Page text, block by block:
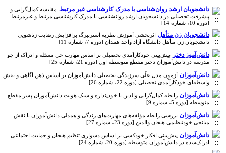
دانشجویان ارشد روان‌شناسی با مدرک کارشناسی غیر مرتبط مقایسه کمال‌گرایی و
پیشرفت تحصیلی در دانشجویان ارشد روانشناسی با مدرک کارشناسی مرتبط و غیرمرتبط
[دوره 10، شماره 14]
دانشجویان زن متأهل اثربخشی آموزش نظریه استرنبرگ برافزایش رضایت زناشویی
دانشجویان زن متأهل دانشگاه آزاد واحد همدان [دوره 7، شماره 11]
دانش‌آموز دختر پیش‌بینی خودکارآمدی تحصیلی بر اساس مهارت حل مسئله و ادراک از جو
مدرسه در دانش‌آموزان دختر مقطع متوسطه اول [دوره 21، شماره 25]
دانش‌آموزان آزمون مدل علّی سرزندگی تحصیلی دانش‌آموزان بر اساس ذهن آگاهی و نقش
واسطه‌ای خودکارآمدی تحصیلی [دوره 22، شماره 26]
دانش‌آموزان رابطه کمال‌گرایی والدین با خودپنداره و سبک هویت دانش‌آموزان پسر مقطع
متوسطه [دوره 5، شماره 9]
دانش‌آموزان بررسی رابطه مؤلفه‌های مهارت‌های زندگی و همدلی دانش‌آموزان با نقش
میانجی خودتنظیمی هیجان والدین [دوره 23، شماره 27]
دانش‌آموزان پیش‌بینی افکار خودکشی بر اساس دشواری تنظیم هیجان و حمایت اجتماعی
ادراک‌شده در دانش‌آموزان متوسطه [دوره 20، شماره 24]